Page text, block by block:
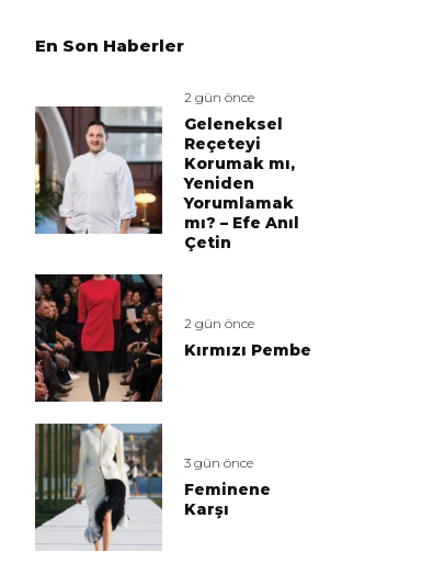
En Son Haberler
2 gün önce
Geleneksel
Reçeteyi
Korumak mı,
Yeniden
Yorumlamak
mı? – Efe Anıl
Çetin
2 gün önce
Kırmızı Pembe
3 gün önce
Feminene
Karşı